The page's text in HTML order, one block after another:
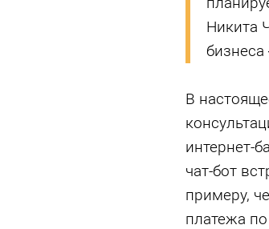
Никита
В
интернет-
чат-бот
примеру,
платежа